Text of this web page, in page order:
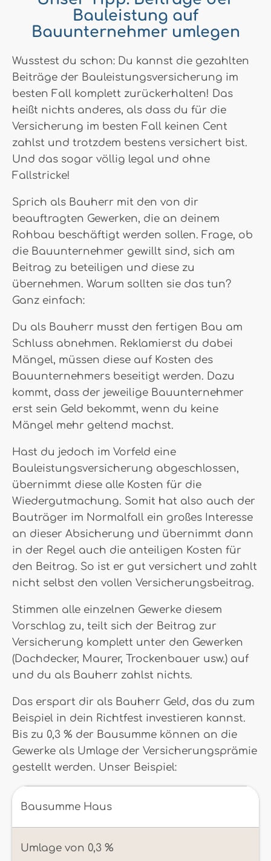
Bauleistung auf
Bauunternehmer umlegen
Wusstest du schon: Du kannst die gezahlten
Beiträge der Bauleistungsversicherung im
besten Fall komplett zurückerhalten! Das
heißt nichts anderes, als dass du für die
Versicherung im besten Fall keinen Cent
zahlst und trotzdem bestens versichert bist.
Und das sogar völlig legal und ohne
Fallstricke!
Sprich als Bauherr mit den von dir
beauftragten Gewerken, die an deinem
Rohbau beschäftigt werden sollen. Frage, ob
die Bauunternehmer gewillt sind, sich am
Beitrag zu beteiligen und diese zu
übernehmen. Warum sollten sie das tun?
Ganz einfach:
Du als Bauherr musst den fertigen Bau am
Schluss abnehmen. Reklamierst du dabei
Mängel, müssen diese auf Kosten des
Bauunternehmers beseitigt werden. Dazu
kommt, dass der jeweilige Bauunternehmer
erst sein Geld bekommt, wenn du keine
Mängel mehr geltend machst.
Hast du jedoch im Vorfeld eine
Bauleistungsversicherung abgeschlossen,
übernimmt diese alle Kosten für die
Wiedergutmachung. Somit hat also auch der
Bauträger im Normalfall ein großes Interesse
an dieser Absicherung und übernimmt dann
in der Regel auch die anteiligen Kosten für
den Beitrag. So ist er gut versichert und zahlt
nicht selbst den vollen Versicherungsbeitrag.
Stimmen alle einzelnen Gewerke diesem
Vorschlag zu, teilt sich der Beitrag zur
Versicherung komplett unter den Gewerken
(Dachdecker, Maurer, Trockenbauer usw.) auf
und du als Bauherr zahlst nichts.
Das erspart dir als Bauherr Geld, das du zum
Beispiel in dein Richtfest investieren kannst.
Bis zu 0,3 % der Bausumme können an die
Gewerke als Umlage der Versicherungsprämie
gestellt werden. Unser Beispiel:
Bausumme Haus
Umlage von 0,3 %